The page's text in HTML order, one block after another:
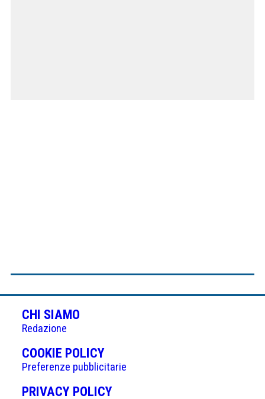
CHI SIAMO
Redazione
COOKIE POLICY(APRE
IN
UNA
Preferenze pubblicitarie
PRIVACY POLICY(APRE